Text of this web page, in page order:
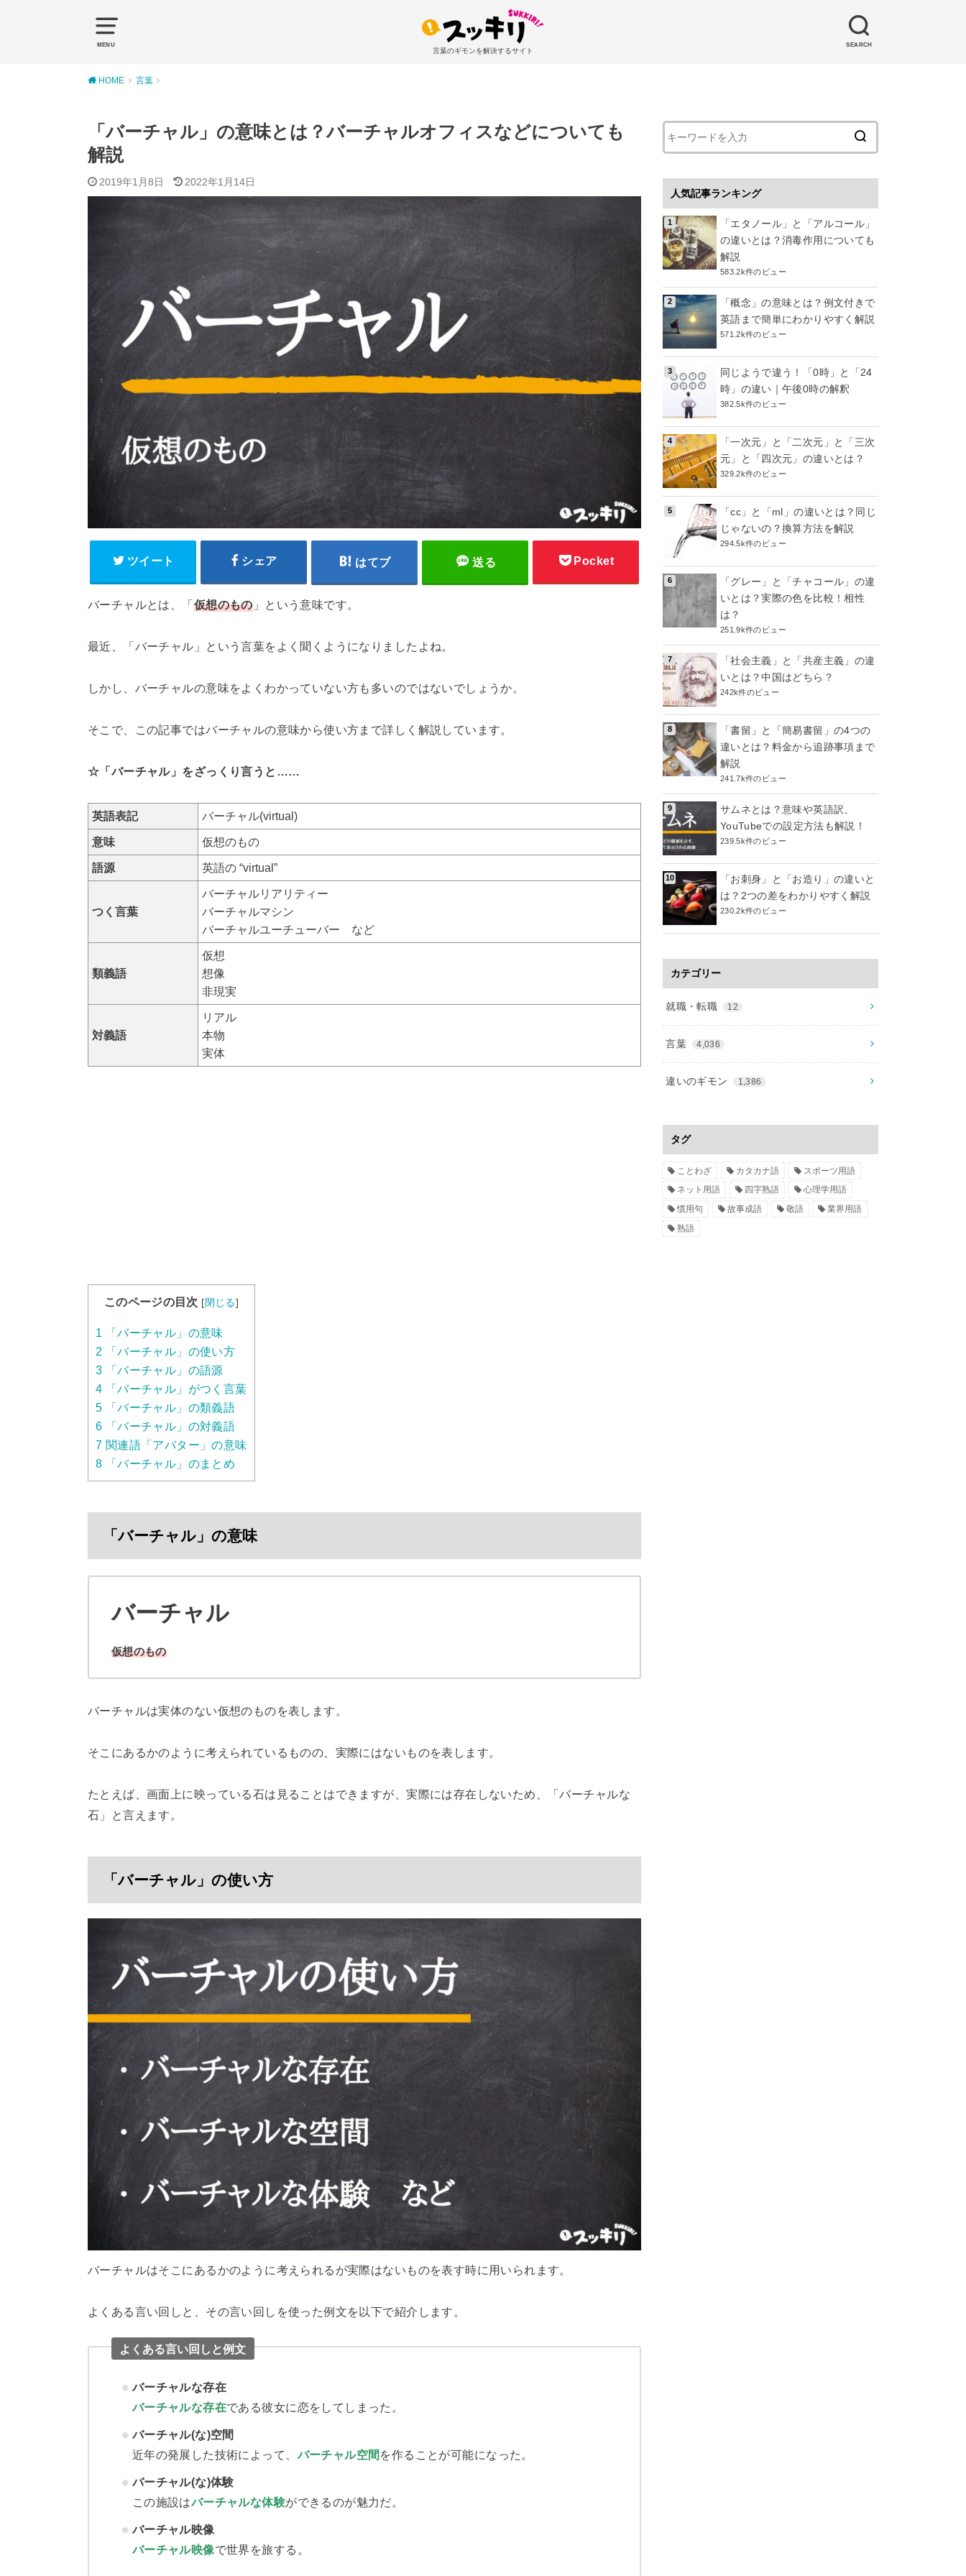
MENU SEARCH
言葉のギモンを解決するサイト
HOME 言葉
「バーチャル」の意味とは？バーチャルオフィスなどについても
解説
2019年1月8日 2022年1月14日
ツイート シェア はてブ 送る Pocket
バーチャルとは、「 仮想のもの」という意味です。
最近、「バーチャル」という言葉をよく聞くようになりましたよね。
しかし、バーチャルの意味をよくわかっていない方も多いのではないでしょうか。
そこで、この記事ではバーチャルの意味から使い方まで詳しく解説しています。
☆「バーチャル」をざっくり言うと……
英語表記 バーチャル(virtual)
意味 仮想のもの
語源 英語の “virtual”
つく言葉
バーチャルリアリティー
バーチャルマシン
バーチャルユーチューバー など
類義語
仮想
想像
非現実
対義語
リアル
本物
実体
このページの目次 [閉じる]
1 「バーチャル」の意味
2 「バーチャル」の使い方
3 「バーチャル」の語源
4 「バーチャル」がつく言葉
5 「バーチャル」の類義語
6 「バーチャル」の対義語
7 関連語「アバター」の意味
8 「バーチャル」のまとめ
「バーチャル」の意味
バーチャル
仮想のもの
バーチャルは実体のない仮想のものを表します。
そこにあるかのように考えられているものの、実際にはないものを表します。
たとえば、画面上に映っている石は見ることはできますが、実際には存在しないため、「バーチャルな
石」と言えます。
「バーチャル」の使い方
バーチャルはそこにあるかのように考えられるが実際はないものを表す時に用いられます。
よくある言い回しと、その言い回しを使った例文を以下で紹介します。
よくある言い回しと例文
バーチャルな存在
バーチャルな存在である彼女に恋をしてしまった。
バーチャル(な)空間
近年の発展した技術によって、バーチャル空間 を作ることが可能になった。
バーチャル(な)体験
この施設はバーチャルな体験ができるのが魅力だ。
バーチャル映像
バーチャル映像で世界を旅する。
人気記事ランキング
「エタノール」と「アルコール」
の違いとは？消毒作用についても
解説
583.2k件のビュー
「概念」の意味とは？例文付きで
英語まで簡単にわかりやすく解説
571.2k件のビュー
同じようで違う！「0時」と「24
時」の違い｜午後0時の解釈
382.5k件のビュー
「一次元」と「二次元」と「三次
元」と「四次元」の違いとは？
329.2k件のビュー
「cc」と「ml」の違いとは？同じ
じゃないの？換算方法を解説
294.5k件のビュー
「グレー」と「チャコール」の違
いとは？実際の色を比較！相性
は？
251.9k件のビュー
「社会主義」と「共産主義」の違
いとは？中国はどちら？
242k件のビュー
「書留」と「簡易書留」の4つの
違いとは？料金から追跡事項まで
解説
241.7k件のビュー
サムネとは？意味や英語訳、
YouTubeでの設定方法も解説！
239.5k件のビュー
「お刺身」と「お造り」の違いと
は？2つの差をわかりやすく解説
230.2k件のビュー
カテゴリー
就職・転職 12
言葉 4,036
違いのギモン 1,386
タグ
ことわざ カタカナ語
スポーツ用語
ネット用語
四字熟語
心理学用語
慣用句
故事成語 敬語
業界用語
熟語